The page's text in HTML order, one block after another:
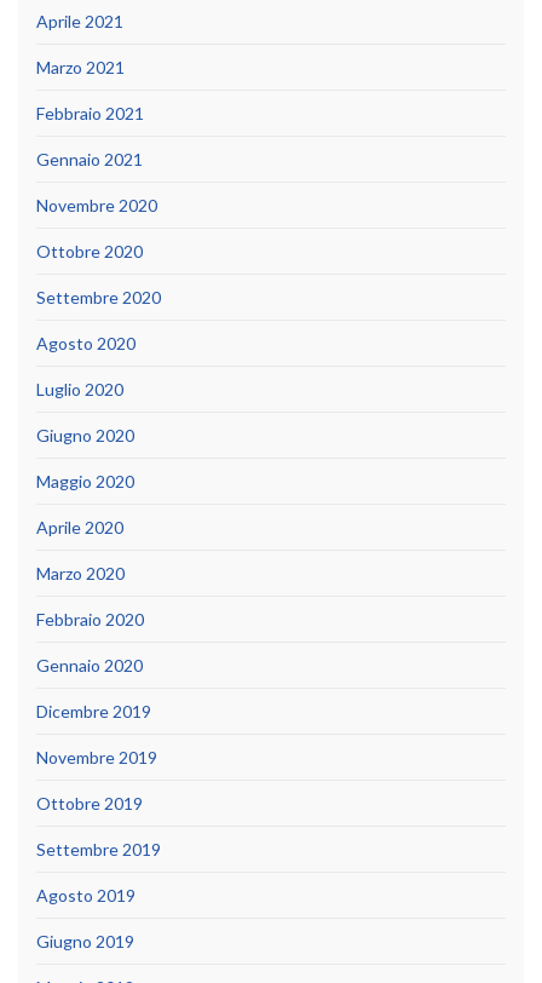
Aprile 2021
Marzo 2021
Febbraio 2021
Gennaio 2021
Novembre 2020
Ottobre 2020
Settembre 2020
Agosto 2020
Luglio 2020
Giugno 2020
Maggio 2020
Aprile 2020
Marzo 2020
Febbraio 2020
Gennaio 2020
Dicembre 2019
Novembre 2019
Ottobre 2019
Settembre 2019
Agosto 2019
Giugno 2019